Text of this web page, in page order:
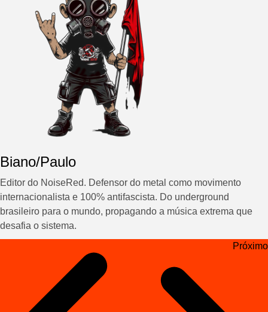
Biano/Paulo
Editor do NoiseRed. Defensor do metal como movimento
internacionalista e 100% antifascista. Do underground
brasileiro para o mundo, propagando a música extrema que
desafia o sistema.
Navegação
Próximo